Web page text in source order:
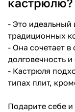
- Это идеальный
традиционных
- Она сочетает в
долговечность
- Кастрюля
типах плит,
Подарите себе